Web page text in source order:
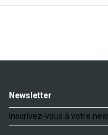
Newsletter
Inscrivez-vous à votre